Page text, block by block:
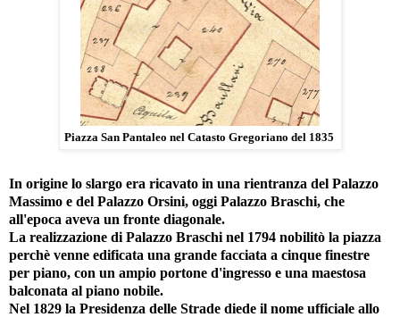
Piazza San Pantaleo nel Catasto Gregoriano del 1835
In origine lo slargo era ricavato in una rientranza del Palazzo
Massimo e del Palazzo Orsini, oggi Palazzo Braschi, che
all'epoca aveva un fronte diagonale.
La realizzazione di Palazzo Braschi nel 1794 nobilitò la piazza
perchè venne edificata una grande facciata a cinque finestre
per piano, con un ampio portone d'ingresso e una maestosa
balconata al piano nobile.
Nel 1829 la Presidenza delle Strade diede il nome ufficiale allo